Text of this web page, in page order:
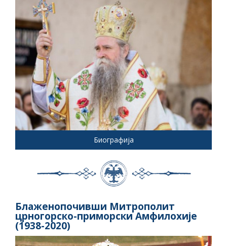
Биографија
Блаженопочивши Митрополит
црногорско-приморски Амфилохије
(1938-2020)